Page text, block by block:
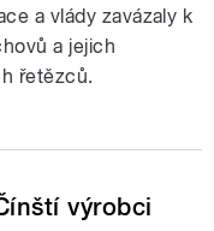
a vlády zavázaly k
a jejich
řetězců.
výrobci